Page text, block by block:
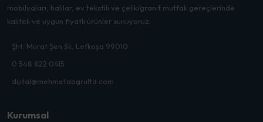
mobilyaları, halılar, ev tekstili ve çelik/granit mutfak gereçlerinde
kaliteli ve uygun fiyatlı ürünler sunuyoruz.
Şht. Murat Şen Sk, Lefkoşa 99010
0 548 822 0415
dijital@mehmetdogrultd.com
Kurumsal